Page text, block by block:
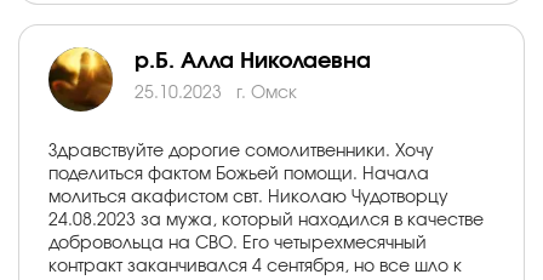
р.Б. Алла Николаевна
25.10.2023 г. Омск
Здравствуйте дорогие сомолитвенники. Хочу
поделиться фактом Божьей помощи. Начала
молиться акафистом свт. Николаю Чудотворцу
24.08.2023 за мужа, который находился в качестве
добровольца на СВО. Его четырехмесячный
контракт заканчивался 4 сентября, но все шло к